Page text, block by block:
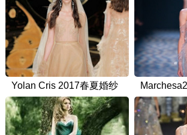
Yolan Cris 2017春夏婚纱
系列